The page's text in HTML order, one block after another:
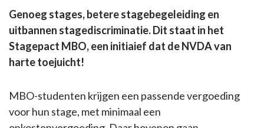
Genoeg stages, betere stagebegeleiding en
uitbannen stagediscriminatie. Dit staat in het
Stagepact MBO, een initiaief dat de NVDA van
harte toejuicht!
MBO-studenten krijgen een passende vergoeding
voor hun stage, met minimaal een